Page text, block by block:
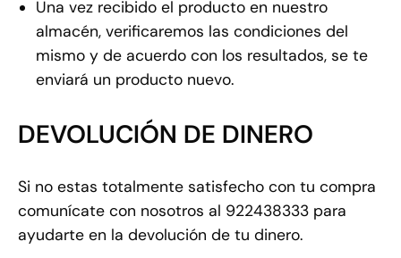
Una vez recibido el producto en nuestro
almacén, verificaremos las condiciones del
mismo y de acuerdo con los resultados, se te
enviará un producto nuevo.
DEVOLUCIÓN DE DINERO
Si no estas totalmente satisfecho con tu compra
comunícate con nosotros al 922438333 para
ayudarte en la devolución de tu dinero.